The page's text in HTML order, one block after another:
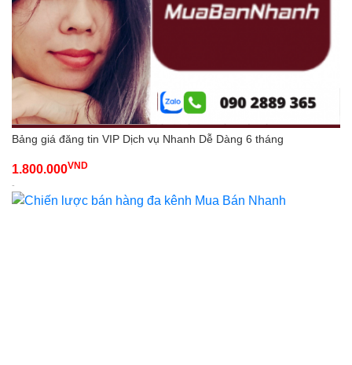
Bảng giá đăng tin VIP Dịch vụ Nhanh Dễ Dàng 6 tháng
1.800.000VND
-